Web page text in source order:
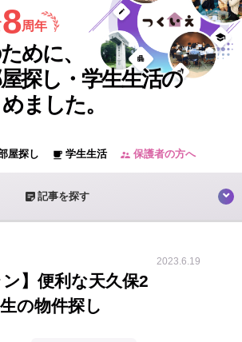
8周年
めに、
探し・学生生活の
ました。
屋探し local_cafe 学生生活 supervisor_account 保護者の方へ
sticky_note_2 記事を探す
2023.6.19
ン】便利な天久保2
の物件探し